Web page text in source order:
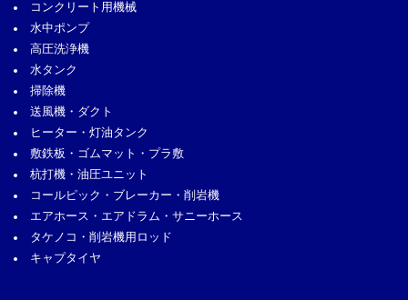
コンクリート用機械
水中ポンプ
高圧洗浄機
水タンク
掃除機
送風機・ダクト
ヒーター・灯油タンク
敷鉄板・ゴムマット・プラ敷
杭打機・油圧ユニット
コールピック・ブレーカー・削岩機
エアホース・エアドラム・サニーホース
タケノコ・削岩機用ロッド
キャプタイヤ